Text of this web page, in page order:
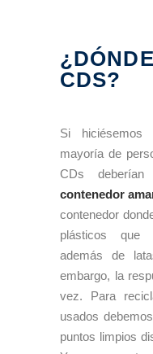
CDS?
Si hiciésemos
mayoría de
CDs
contenedor
contenedor
plásticos que
además de
embargo, la
vez. Para
usados
puntos limpios